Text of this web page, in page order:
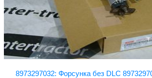
8973297032: Форсунка без DLC